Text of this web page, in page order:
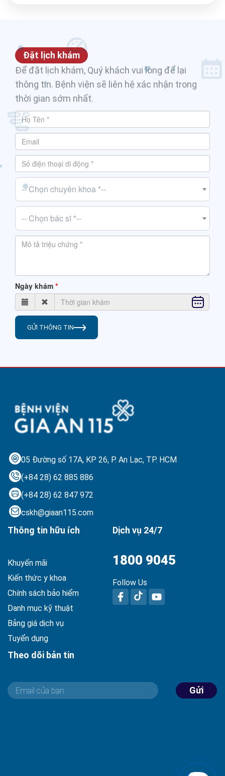
Đặt lịch khám
Để đặt lịch khám, Quý khách vui lòng để lại
thông tin. Bệnh viện sẽ liên hệ xác nhận trong
thời gian sớm nhất.
-- Chọn chuyên khoa *--
-- Chọn bác sĩ *--
Ngày khám
GỬI THÔNG TIN
05 Đường số 17A, KP 26, P. An Lạc, TP. HCM
(+84 28) 62 885 886
(+84 28) 62 847 972
cskh@giaan115.com
Thông tin hữu ích
Khuyến mãi
Kiến thức y khoa
Chính sách bảo hiểm
Danh mục kỹ thuật
Bảng giá dịch vụ
Tuyển dụng
Dịch vụ 24/7
1800 9045
Follow Us
Theo dõi bản tin
Gửi